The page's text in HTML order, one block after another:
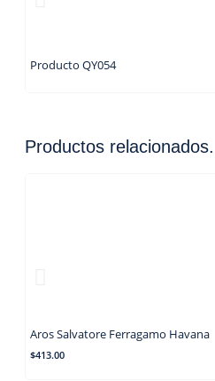
Producto QY054
Productos
Aros Salvatore Ferragamo Havana
$413.00